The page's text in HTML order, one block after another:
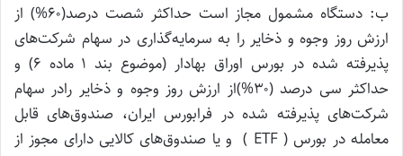
ب: دستگاه مشمول مجاز است حداکثر شصت درصد(۶۰%) از
ارزش روز وجوه و ذخایر را به سرمایه‌گذاری در سهام شرکت‌های
پذیرفته شده در بورس اوراق بهادار (موضوع بند ۱ ماده ۶) و
حداکثر سی درصد (۳۰%)از ارزش روز وجوه و ذخایر رادر سهام
شرکت‌های پذیرفته شده در فرابورس ایران، صندوق‌های قابل
معامله در بورس ( ETF ) و یا صندوق‌های کالایی دارای مجوز از